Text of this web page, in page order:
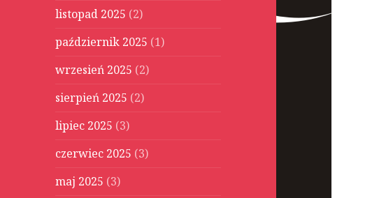
listopad 2025 (2)
październik 2025 (1)
wrzesień 2025 (2)
sierpień 2025 (2)
lipiec 2025 (3)
czerwiec 2025 (3)
maj 2025 (3)